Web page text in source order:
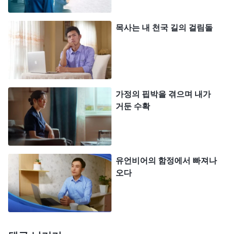
제가 경찰에 잡혀가고 안 가고는 다 하나님의 주재에
달린 거고, 하나님이 허락하신 거라면 거기에도 하나
님의 뜻이 있으니까 순종하겠다고 기도했죠. 기도하
고 나니까 그렇게 떨리지 않더라구요. 한 5분 정도 지
나니까 경찰이 왔어요. 근데 상황을 파악하고 나서
이해한다는 입장을 보이더라구요. 한 백인 경찰이,
자기도 중국에서 살아봤는데, 중국 정부가 종교 탄압
을 심하게 한다는 걸 안다고 공감하더라구요. 저랑
대화를 마치고 경찰 쪽에서 오히려 남편한테, 미국은
종교의 자유가 있는 나라니까 아내의 신앙에 간섭할
권리가 없다고 경고를 했죠. 그때 남편이, 아내가 믿
는 건 자유지만 집에서 온라인 예배를 드리는 건 안
된다고 반박하더라구요. 그러니 경찰이 또, 당신 아
목사는 내 천국 길의 걸림돌
가정의 핍박을 겪으며 내가
거둔 수확
유언비어의 함정에서 빠져나
오다